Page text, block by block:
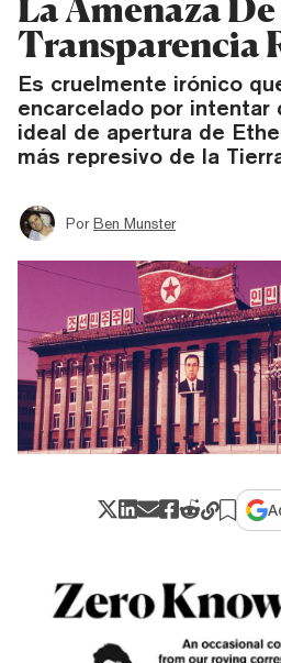
La Amenaza
Transparencia
Es cruelmente irónico
encarcelado por intentar
ideal de apertura de
más represivo de la
Por Ben Munster